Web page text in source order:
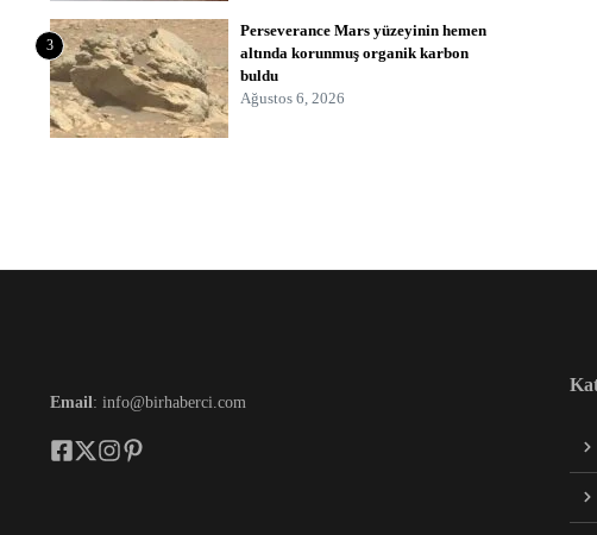
3
Perseverance Mars yüzeyinin hemen
altında korunmuş organik karbon
buldu
Ağustos 6, 2026
Email : info@birhaberci.com